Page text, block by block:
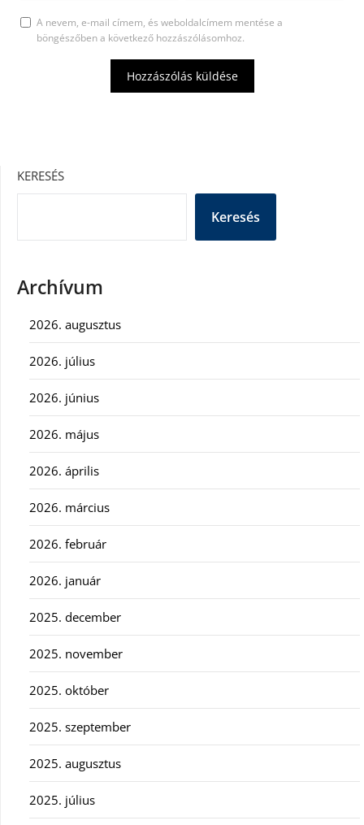
A nevem, e-mail címem, és weboldalcímem mentése a
böngészőben a következő hozzászólásomhoz.
KERESÉS
Keresés
Archívum
2026. augusztus
2026. július
2026. június
2026. május
2026. április
2026. március
2026. február
2026. január
2025. december
2025. november
2025. október
2025. szeptember
2025. augusztus
2025. július